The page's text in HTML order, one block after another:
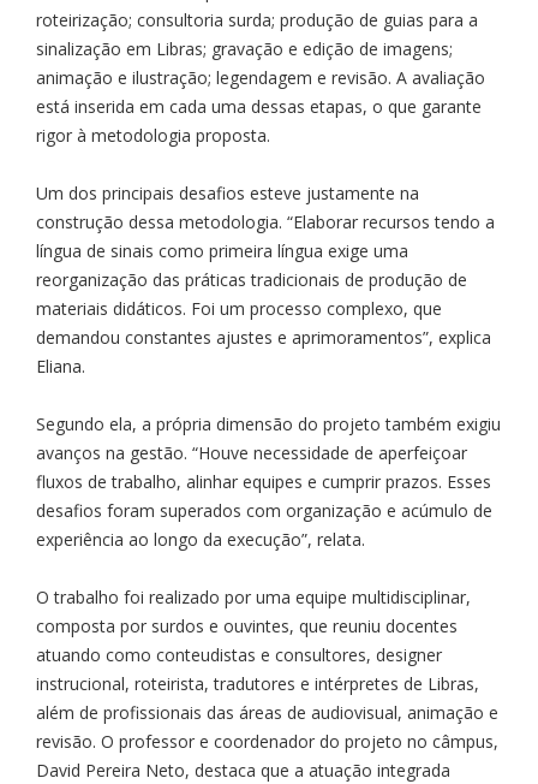
roteirização; consultoria surda; produção de guias para a
sinalização em Libras; gravação e edição de imagens;
animação e ilustração; legendagem e revisão. A avaliação
está inserida em cada uma dessas etapas, o que garante
rigor à metodologia proposta.
Um dos principais desafios esteve justamente na
construção dessa metodologia. “Elaborar recursos tendo a
língua de sinais como primeira língua exige uma
reorganização das práticas tradicionais de produção de
materiais didáticos. Foi um processo complexo, que
demandou constantes ajustes e aprimoramentos”, explica
Eliana.
Segundo ela, a própria dimensão do projeto também exigiu
avanços na gestão. “Houve necessidade de aperfeiçoar
fluxos de trabalho, alinhar equipes e cumprir prazos. Esses
desafios foram superados com organização e acúmulo de
experiência ao longo da execução”, relata.
O trabalho foi realizado por uma equipe multidisciplinar,
composta por surdos e ouvintes, que reuniu docentes
atuando como conteudistas e consultores, designer
instrucional, roteirista, tradutores e intérpretes de Libras,
além de profissionais das áreas de audiovisual, animação e
revisão. O professor e coordenador do projeto no câmpus,
David Pereira Neto, destaca que a atuação integrada